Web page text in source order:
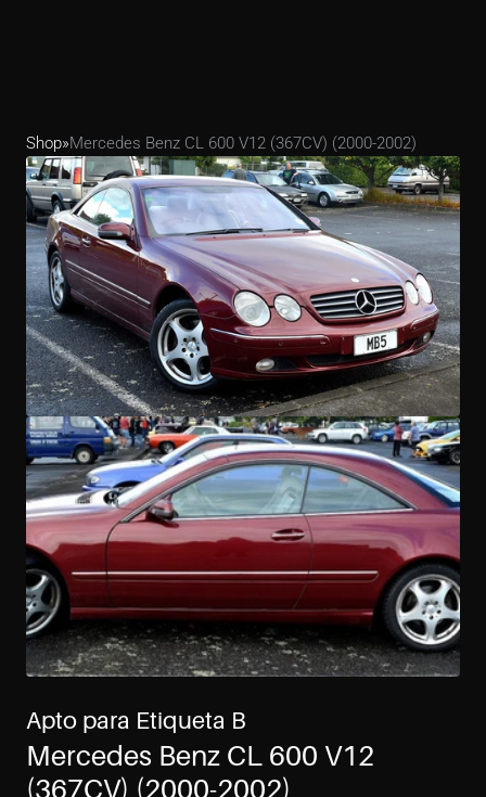
Shop»Mercedes Benz CL 600 V12 (367CV) (2000-2002)
Apto para Etiqueta B
Mercedes Benz CL 600 V12
(367CV) (2000-2002)